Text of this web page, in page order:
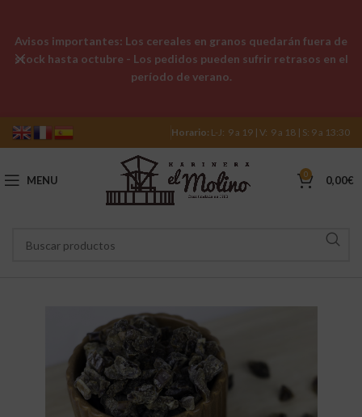
Horario: L-J: 9 a 19 | V: 9 a 18 | S: 9 a 13:30
MENU 0 0,00€
Avisos importantes: Los cereales en granos quedarán fuera de
stock hasta octubre - Los pedidos pueden sufrir retrasos en el
período de verano.